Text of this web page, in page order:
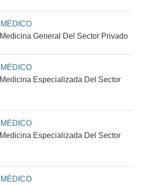
General Del Sector Privado
Especializada Del Sector
Especializada Del Sector